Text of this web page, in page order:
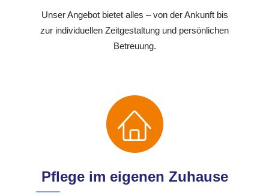
Unser Angebot bietet alles – von der Ankunft bis
zur individuellen Zeitgestaltung und persönlichen
Betreuung.
Pflege im eigenen Zuhause